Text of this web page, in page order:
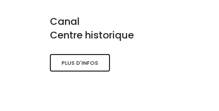
Canal
Centre historique
PLUS D'INFOS